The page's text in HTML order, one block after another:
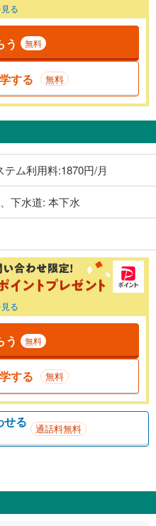
る
う 無料
する 無料
テム利用料:1870円/月
下水道: 本下水
る
う 無料
する 無料
せる 通話料無料